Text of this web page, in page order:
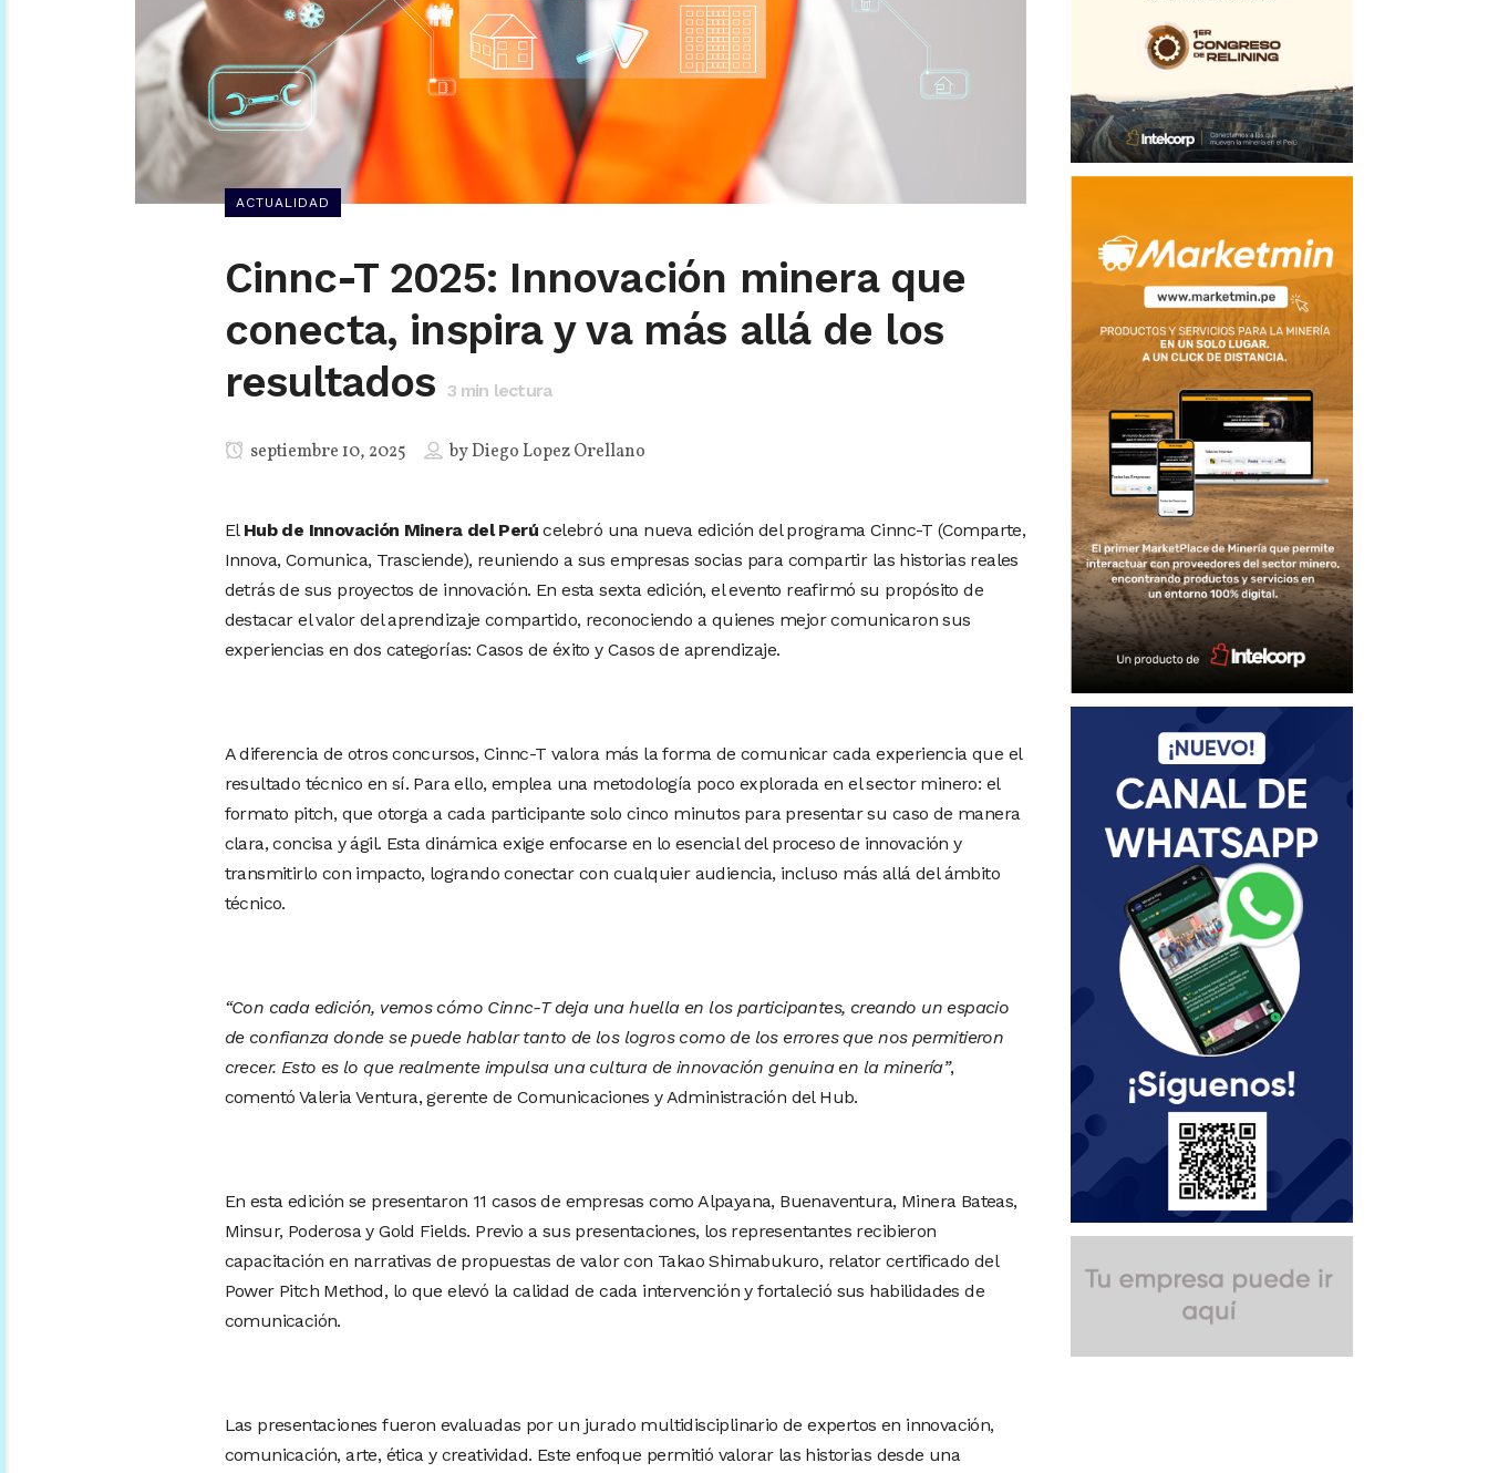
ACTUALIDAD
Cinnc-T 2025: Innovación minera que
conecta, inspira y va más allá de los
resultados 3min lectura
septiembre 10, 2025 byDiego Lopez Orellano
El Hub de Innovación Minera del Perúcelebró una nueva edición del programa Cinnc-T (Comparte,
Innova, Comunica, Trasciende), reuniendo a sus empresas socias para compartir las historias reales
detrás de sus proyectos de innovación. En esta sexta edición, el evento reafirmó su propósito de
destacar el valor del aprendizaje compartido, reconociendo a quienes mejor comunicaron sus
experiencias en dos categorías: Casos de éxito y Casos de aprendizaje.
A diferencia de otros concursos, Cinnc-T valora más la forma de comunicar cada experiencia que el
resultado técnico en sí. Para ello, emplea una metodología poco explorada en el sector minero: el
formato pitch, que otorga a cada participante solo cinco minutos para presentar su caso de manera
clara, concisa y ágil. Esta dinámica exige enfocarse en lo esencial del proceso de innovación y
transmitirlo con impacto, logrando conectar con cualquier audiencia, incluso más allá del ámbito
técnico.
“Con cada edición, vemos cómo Cinnc-T deja una huella en los participantes, creando un espacio
de confianza donde se puede hablar tanto de los logros como de los errores que nos permitieron
crecer. Esto es lo que realmente impulsa una cultura de innovación genuina en la minería”,
comentó Valeria Ventura, gerente de Comunicaciones y Administración del Hub.
En esta edición se presentaron 11 casos de empresas como Alpayana, Buenaventura, Minera Bateas,
Minsur, Poderosa y Gold Fields. Previo a sus presentaciones, los representantes recibieron
capacitación en narrativas de propuestas de valor con Takao Shimabukuro, relator certificado del
Power Pitch Method, lo que elevó la calidad de cada intervención y fortaleció sus habilidades de
comunicación.
Las presentaciones fueron evaluadas por un jurado multidisciplinario de expertos en innovación,
comunicación, arte, ética y creatividad. Este enfoque permitió valorar las historias desde una